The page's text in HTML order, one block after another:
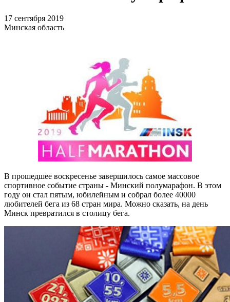
17 сентября 2019
Минская область
В прошедшее воскресенье завершилось самое массовое
спортивное событие страны - Минский полумарафон. В этом
году он стал пятым, юбилейным и собрал более 40000
любителей бега из 68 стран мира. Можно сказать, на день
Минск превратился в столицу бега.